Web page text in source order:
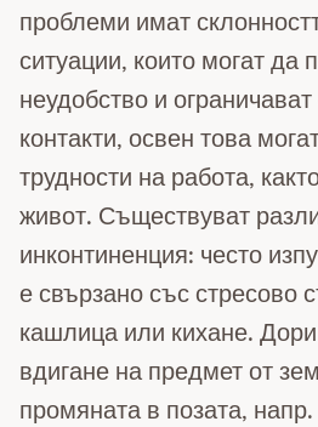
проблеми имат
ситуации, които могат да
неудобство и
контакти, освен това
трудности на работа,
живот. Съществуват
инконтиненция: често
е свързано със стресово
кашлица или кихане.
вдигане на предмет от
промяната в позата,